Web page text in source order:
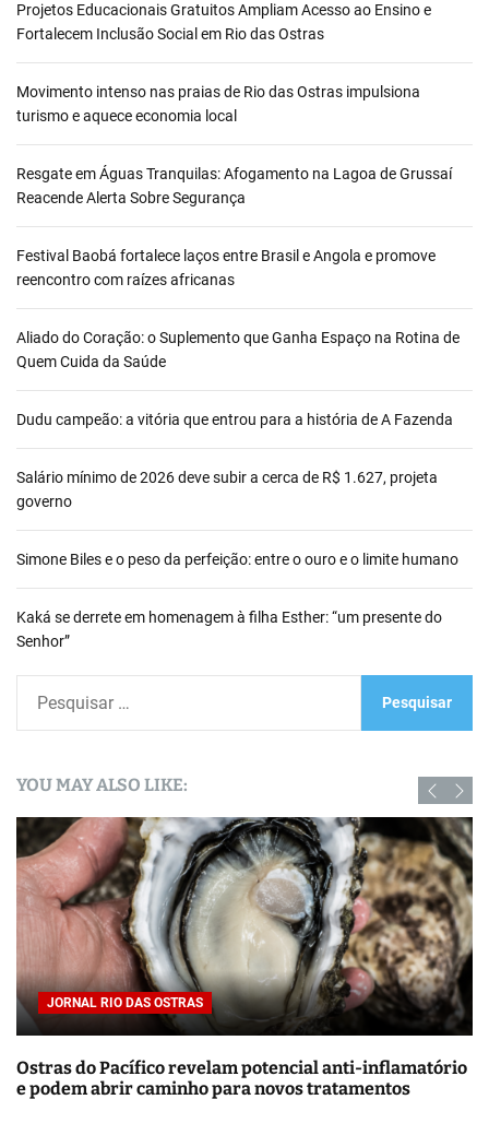
Projetos Educacionais Gratuitos Ampliam Acesso ao Ensino e
Fortalecem Inclusão Social em Rio das Ostras
Movimento intenso nas praias de Rio das Ostras impulsiona
turismo e aquece economia local
Resgate em Águas Tranquilas: Afogamento na Lagoa de Grussaí
Reacende Alerta Sobre Segurança
Festival Baobá fortalece laços entre Brasil e Angola e promove
reencontro com raízes africanas
Aliado do Coração: o Suplemento que Ganha Espaço na Rotina de
Quem Cuida da Saúde
Dudu campeão: a vitória que entrou para a história de A Fazenda
Salário mínimo de 2026 deve subir a cerca de R$ 1.627, projeta
governo
Simone Biles e o peso da perfeição: entre o ouro e o limite humano
Kaká se derrete em homenagem à filha Esther: “um presente do
Senhor”
u
i
s
a
r
r
:
YOU MAY ALSO LIKE:
JORNAL RIO DAS OSTRAS
Ostras do Pacífico revelam potencial anti-inflamatório
e podem abrir caminho para novos tratamentos